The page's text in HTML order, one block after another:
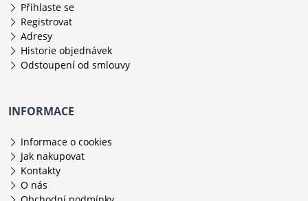
Přihlaste se
Registrovat
Adresy
Historie objednávek
Odstoupení od smlouvy
INFORMACE
Informace o cookies
Jak nakupovat
Kontakty
O nás